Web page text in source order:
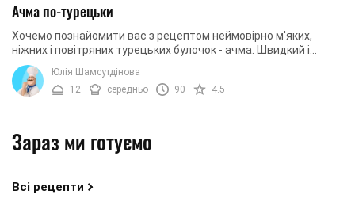
Ачма по-турецьки
Хочемо познайомити вас з рецептом неймовірно м'яких,
ніжних і повітряних турецьких булочок - ачма. Швидкий і
простий рецепт золотистої випічки ...
Юлія Шамсутдінова
12
середньо 90 4.5
Зараз ми готуємо
Всі рецепти